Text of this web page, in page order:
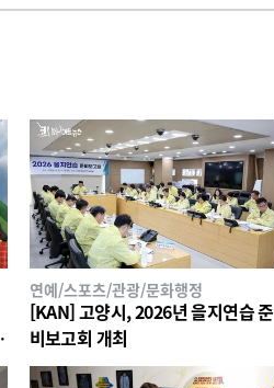
연예/스포츠/관광/문화행정
[KAN] 고양시, 2026년 을지연습 준
비보고회 개최